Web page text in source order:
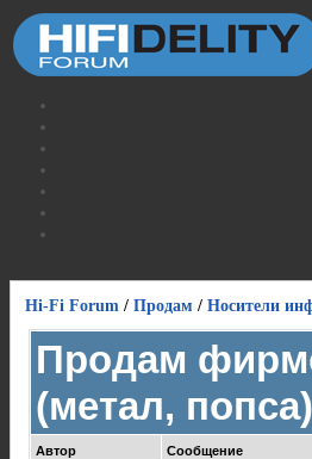
Hi-Fi Forum / Продам / Носители
Продам
(метал, попса)
Автор Сообщение